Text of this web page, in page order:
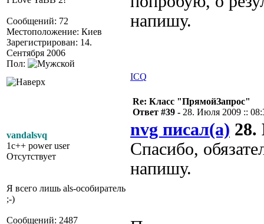
Сообщений: 72
Местоположение: Киев
Зарегистрирован: 14.
Сентября 2006
Пол:
напишу.
ICQ
vandalsvq
1c++ power user
Отсутствует
Я всего лишь als-особиратель
;-)
Сообщений: 2487
Re: Класс "ПрямойЗапрос"
Ответ #39 - 28. Июля 2009 ::
nvg писал(а) 28.
Спасибо,
напишу.